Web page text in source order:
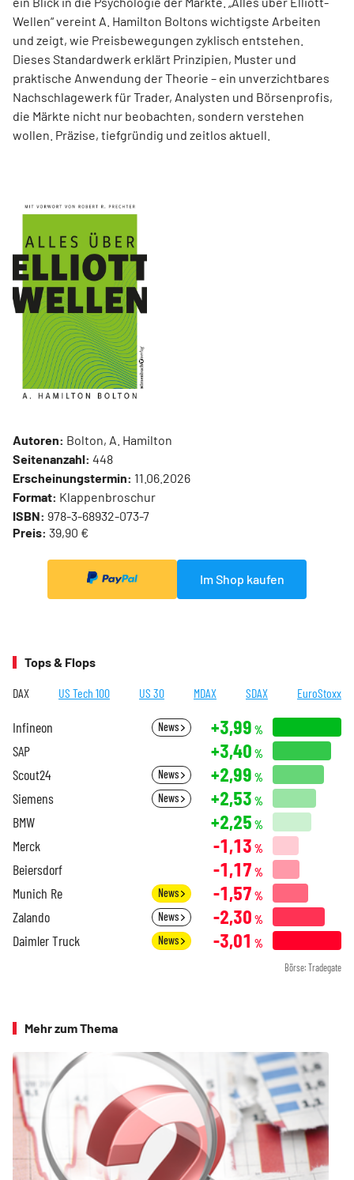
Wellen“ vereint A. Hamilton Boltons wichtigste Arbeiten
und zeigt, wie Preisbewegungen zyklisch entstehen.
Dieses Standardwerk erklärt Prinzipien, Muster und
praktische Anwendung der Theorie – ein unverzichtbares
Nachschlagewerk für Trader, Analysten und Börsenprofis,
die Märkte nicht nur beobachten, sondern verstehen
wollen. Präzise, tiefgründig und zeitlos aktuell.
Autoren: Bolton, A. Hamilton
Seitenanzahl: 448
Erscheinungstermin: 11.06.2026
Format: Klappenbroschur
ISBN: 978-3-68932-073-7
Preis: 39,90 €
Im Shop kaufen
Tops & Flops
DAX US Tech 100 US 30 MDAX SDAX EuroStoxx
Infineon News +3,99 %
SAP +3,40 %
Scout24 News +2,99 %
Siemens News +2,53 %
BMW +2,25 %
Merck -1,13 %
Beiersdorf -1,17 %
Munich Re News -1,57 %
Zalando News -2,30 %
Daimler Truck News -3,01 %
Börse: Tradegate
Mehr zum Thema